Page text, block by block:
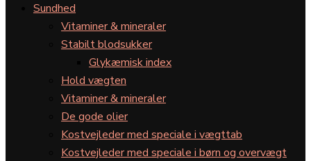
Sundhed
Vitaminer & mineraler
Stabilt blodsukker
Glykæmisk index
Hold vægten
Vitaminer & mineraler
De gode olier
Kostvejleder med speciale i vægttab
Kostvejleder med speciale i børn og overvægt